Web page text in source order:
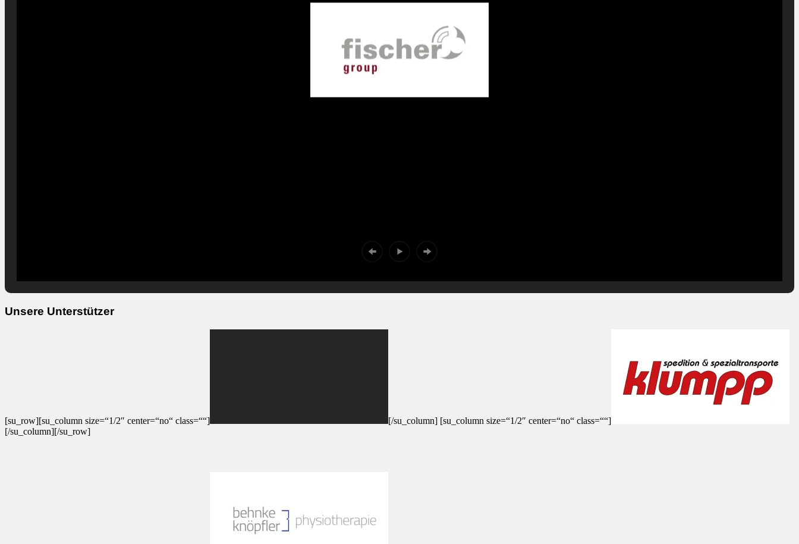
Unsere Unterstützer
[su_row][su_column size=“1/2″ center=“no“ class=““]
[/su_column] [su_column size=“1/2″ center=“no“ class=““]
[/su_column][/su_row]